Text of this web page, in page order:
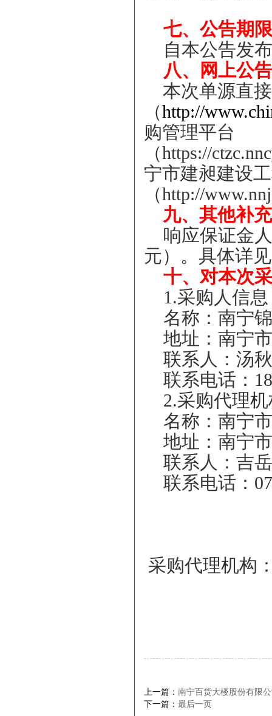
七、公告期限
自本公告发
八、网上公
本次单源直
（http://
购管理平台
（https://
宁市建昶建设
（http://
九、其他补
响应保证金
元）。具体详
十、对本次
1.采购人信息
名称： 南宁
地址：南宁
联系人：汤
联系电话：
2.采购代理
名称：南宁
地址：南宁
联系人：吉
联系电话：
采购代理机构
上一篇： 南宁百货大楼股份有限
下一篇： 最后一页